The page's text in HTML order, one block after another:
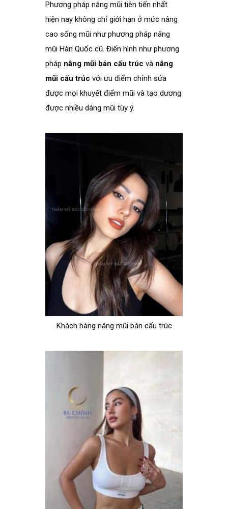
Phương pháp nâng mũi tiên tiến nhất
hiện nay không chỉ giới hạn ở mức nâng
cao sống mũi như phương pháp nâng
mũi Hàn Quốc cũ. Điển hình như phương
pháp nâng mũi bán cấu trúc và nâng
mũi cấu trúc với ưu điểm chỉnh sửa
được mọi khuyết điểm mũi và tạo dương
được nhiều dáng mũi tùy ý.
Khách hàng nâng mũi bán cấu trúc